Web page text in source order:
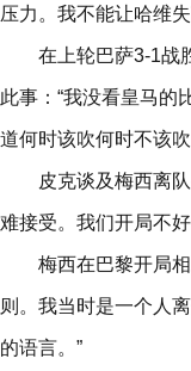
压力。我不能让哈维
在上轮巴萨3-1战
此事：“我没看皇马的
道何时该吹何时不该
皮克谈及梅西离
难接受。我们开局不
梅西在巴黎开局
则。我当时是一个人
的语言。”